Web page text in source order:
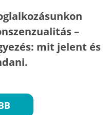
–
mit jelent és